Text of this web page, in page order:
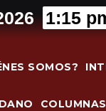
1:15
SOMOS?
COLUMNAS